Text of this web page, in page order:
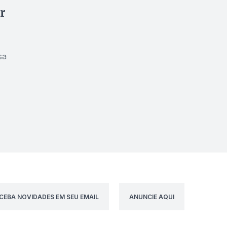
NOVIDADES EM SEU EMAIL ANUNCIE AQUI